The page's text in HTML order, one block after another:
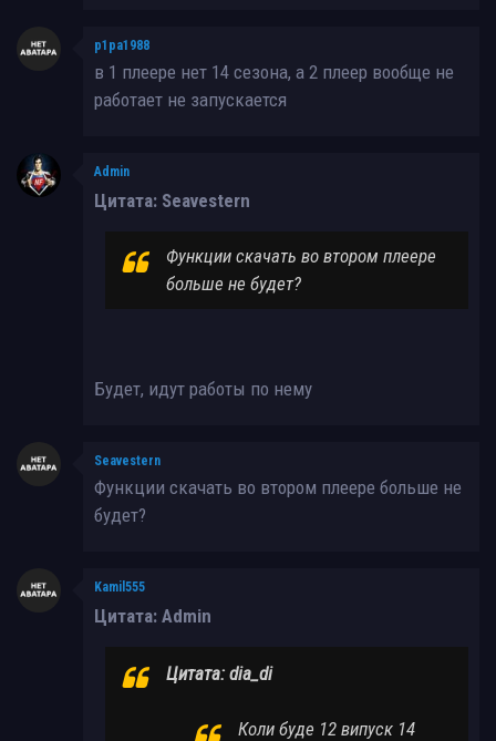
p1pa1988
в 1 плеере нет 14 сезона, а 2 плеер вообще не
работает не запускается
Admin
Цитата: Seavestern
Функции скачать во втором плеере
больше не будет?
Будет, идут работы по нему
Seavestern
Функции скачать во втором плеере больше не
будет?
Kamil555
Цитата: Admin
Цитата: dia_di
Коли буде 12 випуск 14